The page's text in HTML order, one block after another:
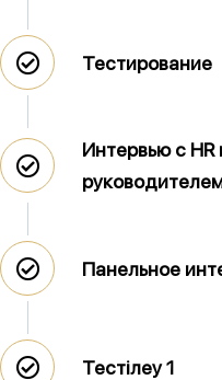
Тестирование
Интервью с HR
Панельное
Тестілеу 1